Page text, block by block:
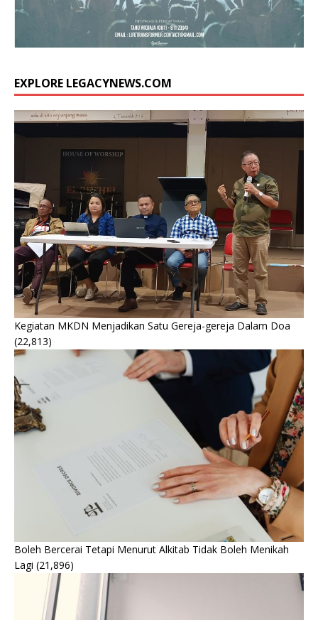
EXPLORE LEGACYNEWS.COM
Kegiatan MKDN Menjadikan Satu Gereja-gereja Dalam Doa
(22,813)
Boleh Bercerai Tetapi Menurut Alkitab Tidak Boleh Menikah
Lagi (21,896)